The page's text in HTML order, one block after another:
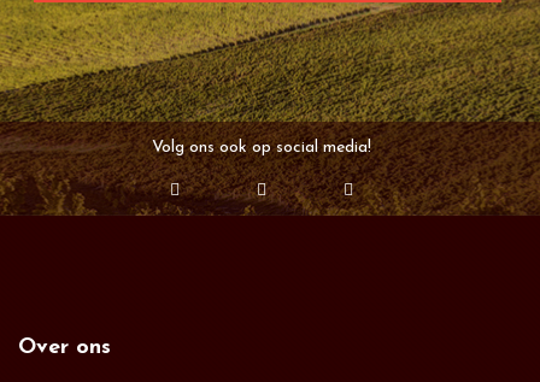
Volg ons ook op social media!
Over ons